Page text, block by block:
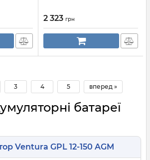
2 323 грн
3 4 5 вперед »
батареї
Ventura GPL 12-150 AGM